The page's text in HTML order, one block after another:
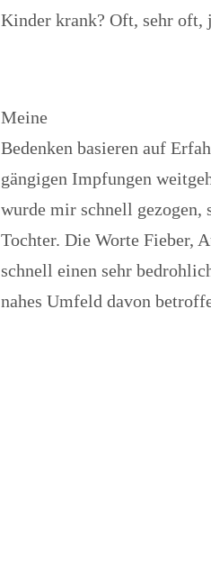
Kinder krank? Oft, sehr oft,
Meine
Bedenken basieren auf
gängigen Impfungen
wurde mir schnell gezogen,
Tochter. Die Worte Fieber,
schnell einen sehr
nahes Umfeld davon